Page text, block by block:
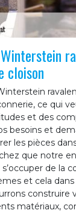
cloison
ce qui
et des
besoins et
les pièces
que notre
de la
et cela dans
matériaux,